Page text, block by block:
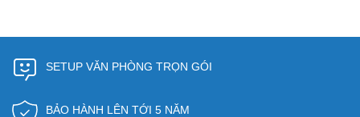
SETUP VĂN PHÒNG TRỌN GÓI
BẢO HÀNH LÊN TỚI 5 NĂM